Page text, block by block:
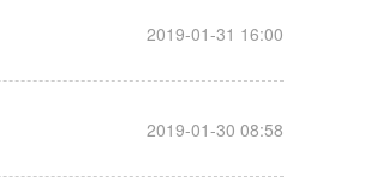
2019-01-31 16:00
2019-01-30 08:58